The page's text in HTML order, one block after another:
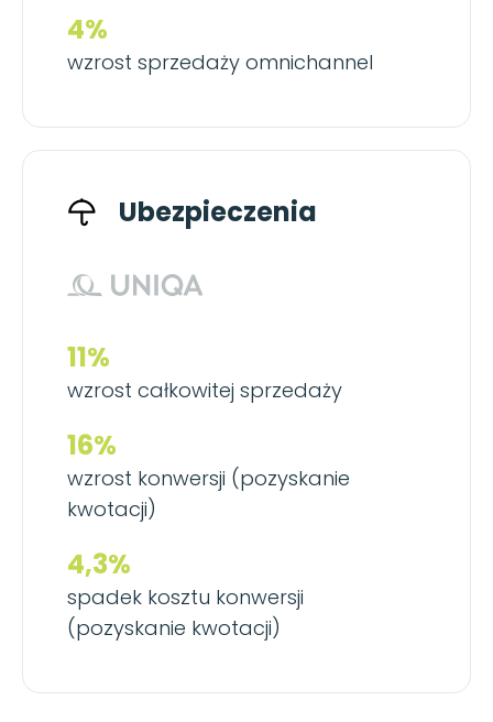
4%
wzrost sprzedaży omnichannel
Ubezpieczenia
11%
wzrost całkowitej sprzedaży
16%
wzrost konwersji (pozyskanie
kwotacji)
4,3%
spadek kosztu konwersji
(pozyskanie kwotacji)